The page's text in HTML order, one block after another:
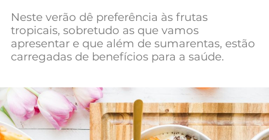
Negócios
Mundial 2026
Neste verão dê preferência às frutas
tropicais, sobretudo as que vamos
apresentar e que além de sumarentas, estão
carregadas de benefícios para a saúde.